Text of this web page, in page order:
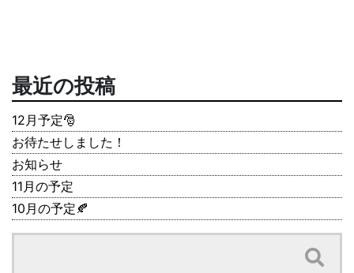
最近の投稿
12月予定🎅
お待たせしました！
お知らせ
11月の予定
10月の予定🍂